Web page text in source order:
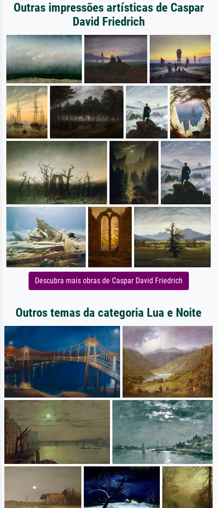
Outras impressões artísticas de Caspar
David Friedrich
Descubra mais obras de Caspar David Friedrich
Outros temas da categoria Lua e Noite